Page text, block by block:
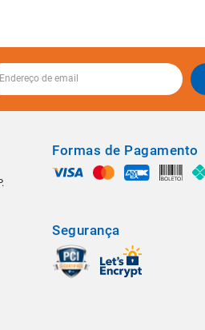
Formas de Pagamento
Segurança